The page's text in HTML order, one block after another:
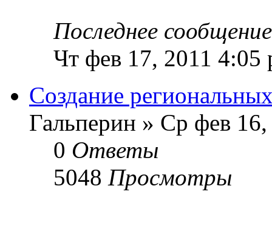
Последнее
Чт фев 17, 2011 4:05
Создание
Гальперин » Ср фев
0 Ответы
5048 Просмотры